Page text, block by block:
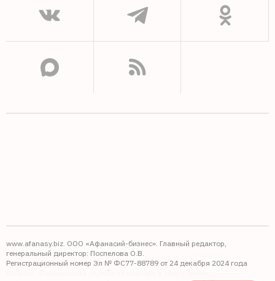
www.afanasy.biz. ООО «Афанасий-бизнес». Главный редактор,
генеральный директор: Поспелова О.В.
Регистрационный номер Эл № ФС77-88789 от 24 декабря 2024 года
Выдано: Федеральная служба по надзору в сфере связи,